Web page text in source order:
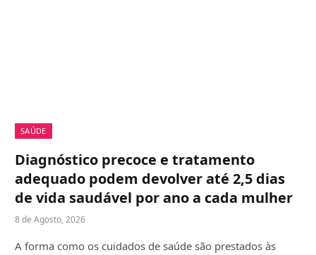
SAÚDE
Diagnóstico precoce e tratamento
adequado podem devolver até 2,5 dias
de vida saudável por ano a cada mulher
8 de Agosto, 2026
A forma como os cuidados de saúde são prestados às